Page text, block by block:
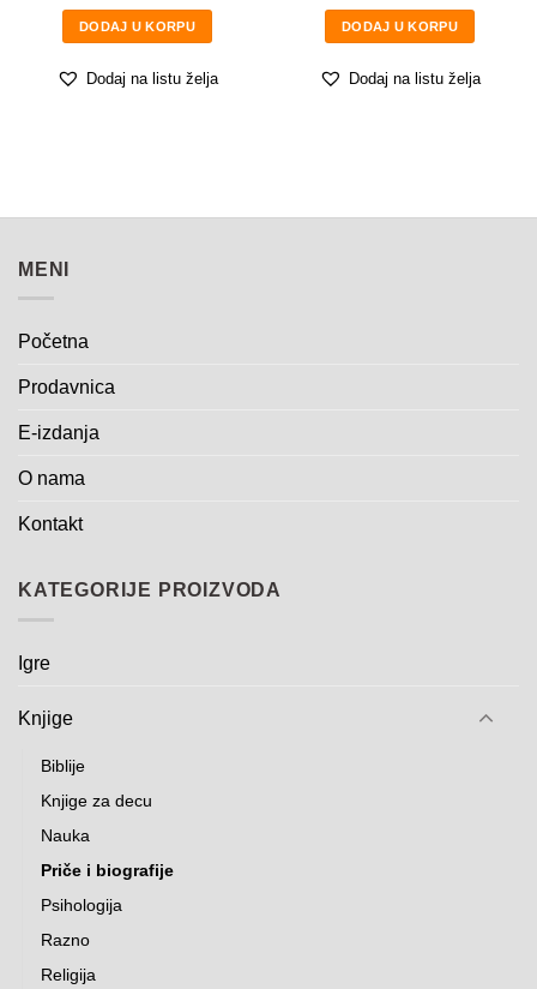
e
DODAJ U KORPU
Dodaj na listu želja
DODAJ U KORPU
Dodaj na listu želja
MENI
Početna
Prodavnica
E-izdanja
O nama
Kontakt
KATEGORIJE PROIZVODA
Igre
Knjige
Biblije
Knjige za decu
Nauka
Priče i biografije
Psihologija
Razno
Religija